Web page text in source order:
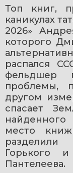
Топ книг,
каникулах
2026»
которого
распался
фельдшер
проблемы,
другом
спасает
место
разделили
Горького
Пантелеева.